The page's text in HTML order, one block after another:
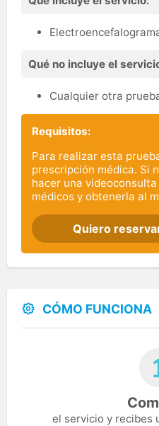
Qué no incluye el
Cualquier otra
Requisitos:
Para realizar esta
prescripción médica. Si
hacer una
médicos y obtenerla al
Quiero
CÓMO FUNCIONA
el servicio y recibes